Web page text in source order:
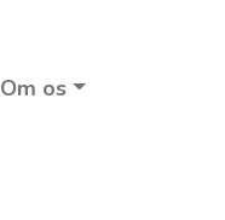
Om os